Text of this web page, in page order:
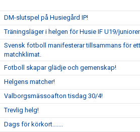
DM-slutspel på Husiegård IP!
Träningsläger i helgen för Husie IF U19/
Svensk fotboll manifesterar tillsammans för
matchklimat.
Fotboll skapar glädje och gemenskap!
Helgens matcher!
Valborgsmässoafton tisdag 30/4!
Trevlig helg!
Dags för körkort.......